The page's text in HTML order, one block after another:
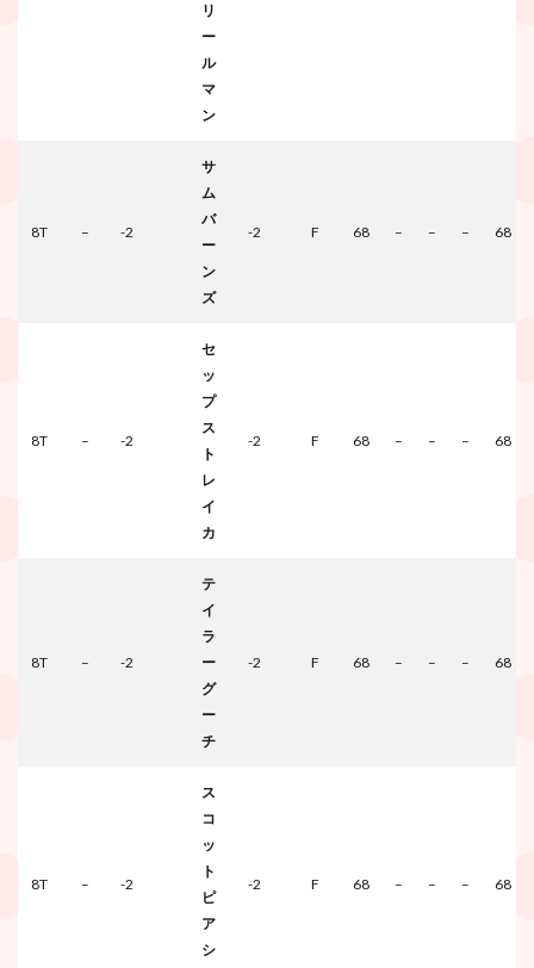
リ
ー
ル
マ
ン
8T – -2
サ
ム
バ
ー
ン
ズ
-2 F 68 – – – 68
8T – -2
セ
ッ
プ
ス
ト
レ
イ
カ
-2 F 68 – – – 68
8T – -2
テ
イ
ラ
ー
グ
ー
チ
-2 F 68 – – – 68
8T – -2
ス
コ
ッ
ト
ピ
ア
シ
-2 F 68 – – – 68